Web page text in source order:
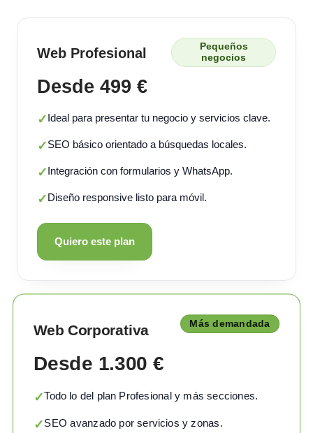
Web Profesional
Pequeños
negocios
Desde 499 €
✓Ideal para presentar tu negocio y servicios clave.
✓SEO básico orientado a búsquedas locales.
✓Integración con formularios y WhatsApp.
✓Diseño responsive listo para móvil.
Quiero este plan
Web Corporativa Más demandada
Desde 1.300 €
✓Todo lo del plan Profesional y más secciones.
✓SEO avanzado por servicios y zonas.